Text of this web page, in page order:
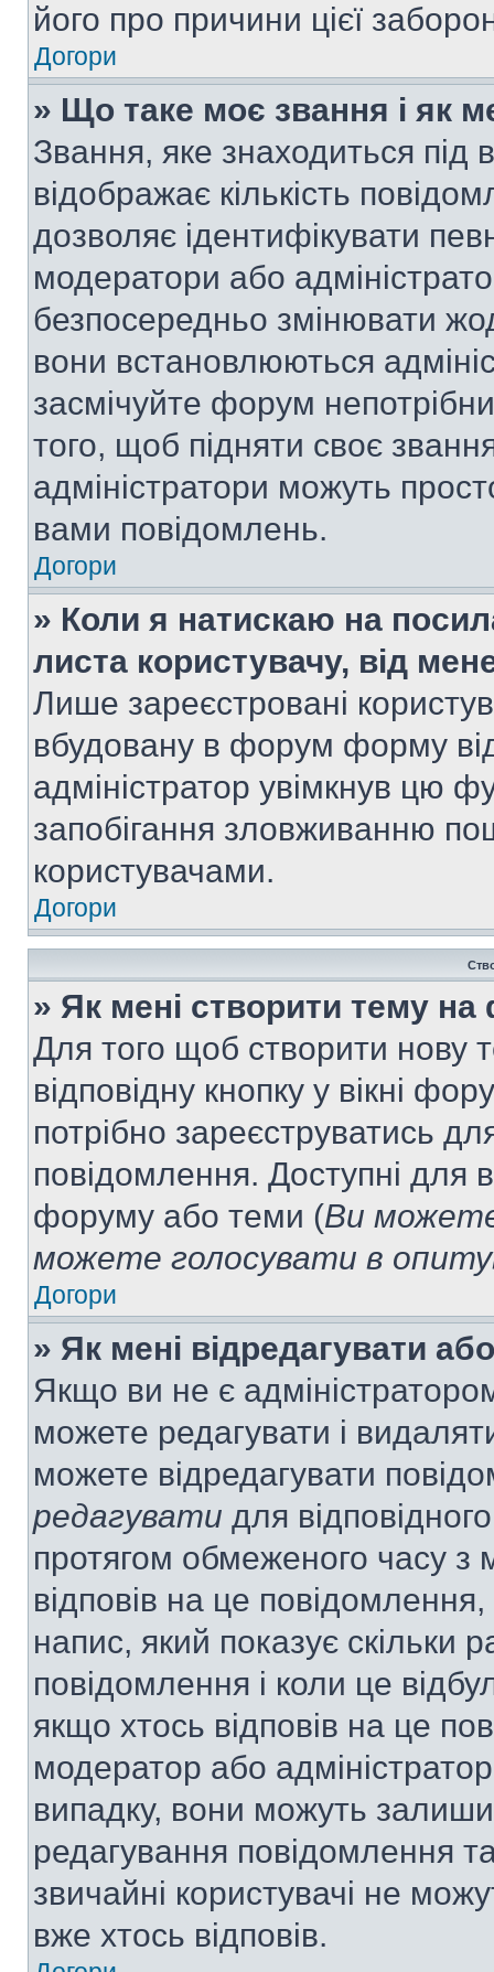
його про причини цієї
Догори
» Що таке моє звання і як
Звання, яке знаходиться
відображає кількість
дозволяє ідентифікувати
модератори або
безпосередньо змінювати
вони встановлюються
засмічуйте форум
того, щоб підняти своє
адміністратори можуть
вами повідомлень.
Догори
» Коли я натискаю на
листа користувачу, від
Лише зареєстровані
вбудовану в форум форму
адміністратор увімкнув цю
запобігання зловживанню
користувачами.
Догори
» Як мені створити тему на
Для того щоб створити нову
відповідну кнопку у вікні
потрібно зареєструватись
повідомлення. Доступні для
форуму або теми (Ви
можете голосувати в
Догори
» Як мені відредагувати
Якщо ви не є
можете редагувати і
можете відредагувати
редагувати для
протягом обмеженого часу
відповів на це
напис, який показує скільки
повідомлення і коли це
якщо хтось відповів на це
модератор або
випадку, вони можуть
редагування повідомлення
звичайні користувачі не
вже хтось відповів.